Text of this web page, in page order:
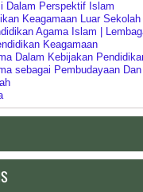
Dalam Perspektif Islam
Keagamaan Luar Sekolah
Agama Islam |
Keagamaan
Dalam Kebijakan
sebagai Pembudayaan
dan Pendidikan
Dalam Sistem